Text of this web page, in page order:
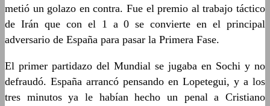
metió un golazo en contra. Fue el premio al trabajo táctico
de Irán que con el 1 a 0 se convierte en el principal
adversario de España para pasar la Primera Fase.
El primer partidazo del Mundial se jugaba en Sochi y no
defraudó. España arrancó pensando en Lopetegui, y a los
tres minutos ya le habían hecho un penal a Cristiano